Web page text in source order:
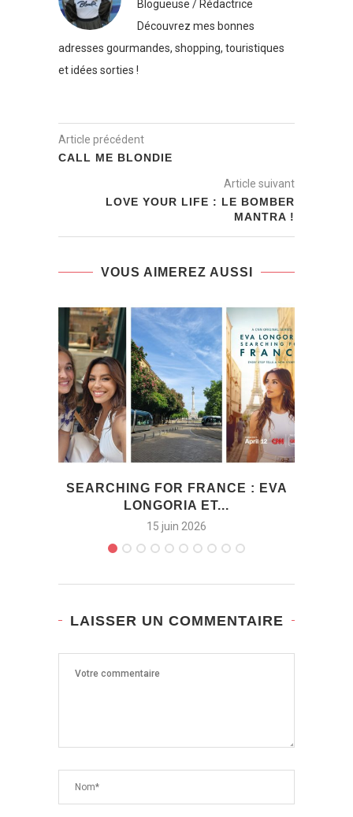
Blogueuse / Rédactrice
Découvrez mes bonnes
adresses gourmandes, shopping, touristiques
et idées sorties !
Article précédent
CALL ME BLONDIE
Article suivant
LOVE YOUR LIFE : LE BOMBER
MANTRA !
VOUS AIMEREZ AUSSI
SEARCHING FOR FRANCE : EVA
LONGORIA ET...
15 juin 2026
LAISSER UN COMMENTAIRE